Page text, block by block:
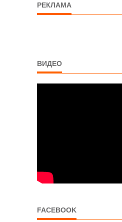
РЕКЛАМА
ВИДЕО
FACEBOOK